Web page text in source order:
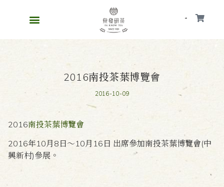
會員
2016南投茶葉博覽會
2016-10-09
2016南投茶葉博覽會
2016年10月8日〜10月16日 出席參加南投茶葉博覽會(中
興新村)參展。